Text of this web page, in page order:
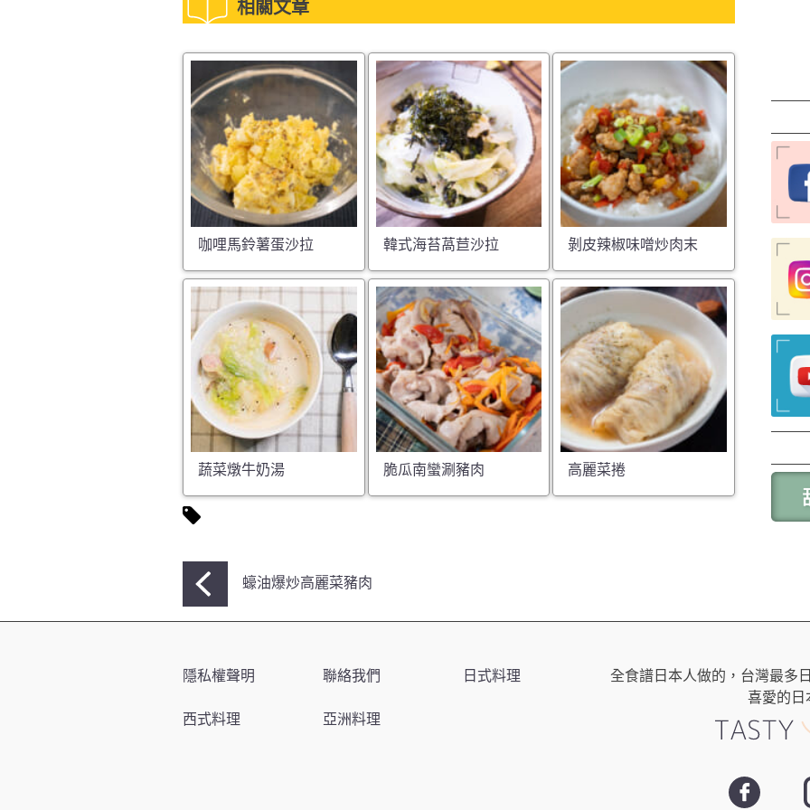
相關文章
咖哩馬鈴薯蛋沙拉 韓式海苔萵苣沙拉 剝皮辣椒味噌炒肉末
蔬菜燉牛奶湯 脆瓜南蠻涮豬肉 高麗菜捲
文
章
覽
蠔油爆炒高麗菜豬肉
隱私權聲明 聯絡我們 日式料理
西式料理 亞洲料理
全食譜日本人做的，台灣最多
喜愛的日